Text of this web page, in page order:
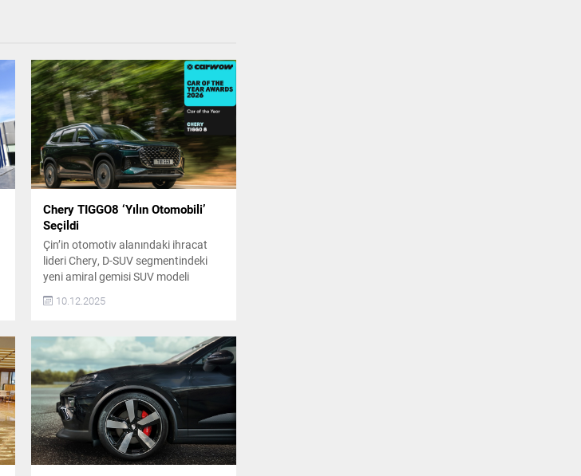
Chery TIGGO8 ‘Yılın Otomobili’
Seçildi
Çin’in otomotiv alanındaki ihracat
lideri Chery, D-SUV segmentindeki
yeni amiral gemisi SUV modeli
otoritelerinin beğenisini kazanmayı
Otomobili” ödülüne layık görülen 7
koltuklu Chery TIGGO8, jüri
tarafından da geniş iç hacmi, lüks
donanımı ve olağanüstü fiyat-
performans değeri ile övgüye layık
görüldü.
10.12.2025